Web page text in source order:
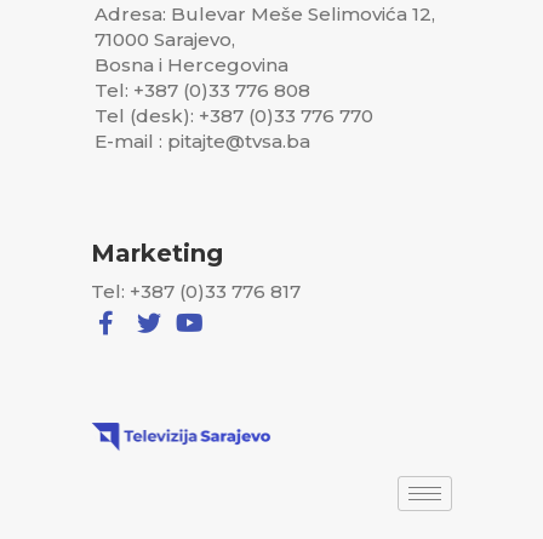
Adresa: Bulevar Meše Selimovića 12,
71000 Sarajevo,
Bosna i Hercegovina
Tel: +387 (0)33 776 808
Tel (desk): +387 (0)33 776 770
E-mail : pitajte@tvsa.ba
Marketing
Tel: +387 (0)33 776 817